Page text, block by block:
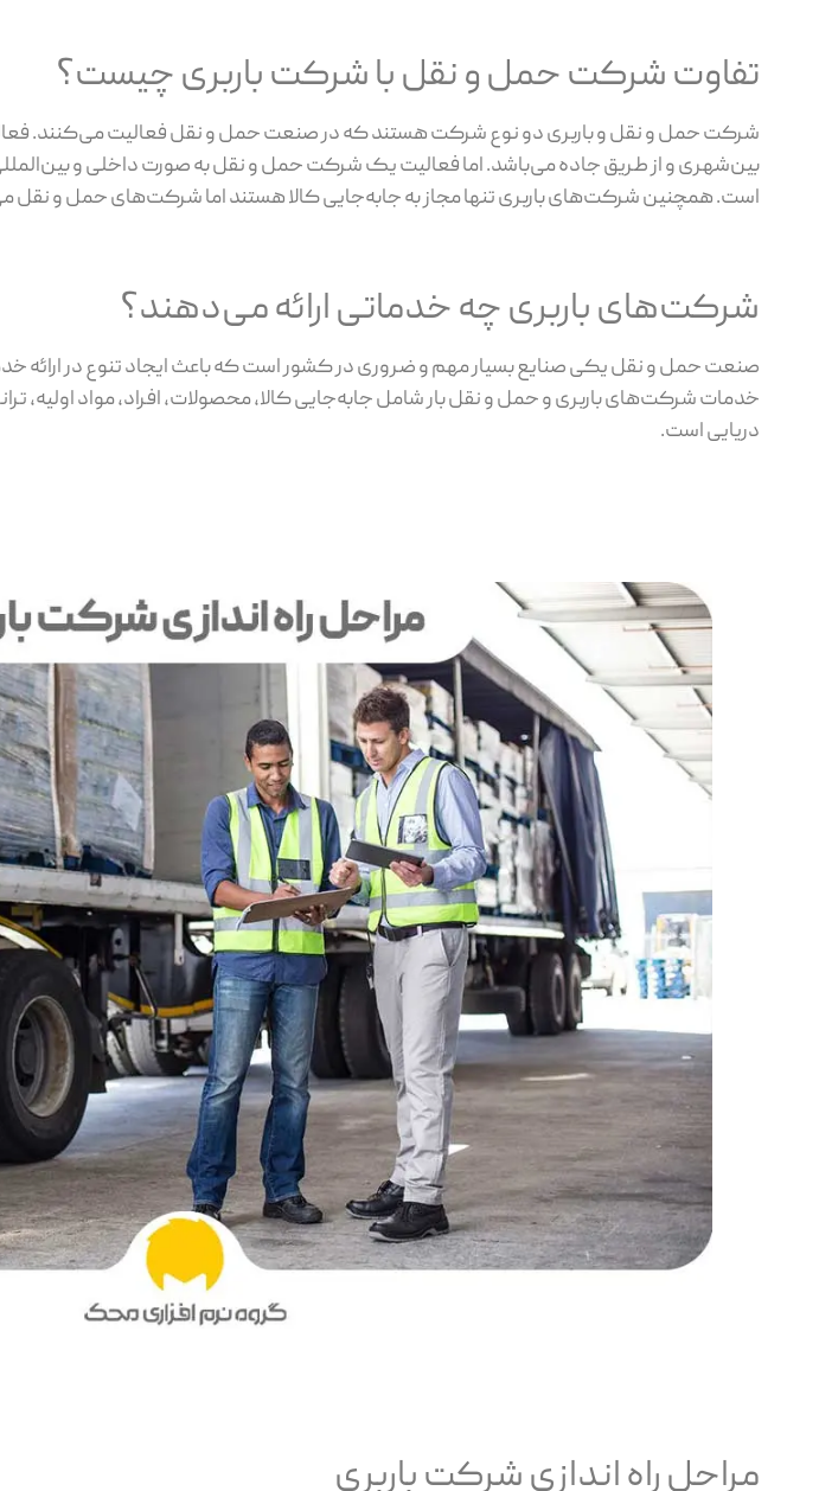
تفاوت شرکت حمل و نقل با شرکت باربری چیست؟
شرکت حمل و نقل و باربری دو نوع شرکت هستند که در صنعت حمل و نقل فعالیت می‌کنند.
بین‌شهری و از طریق جاده می‌باشد. اما فعالیت یک شرکت حمل و نقل به صورت داخلی و
است. همچنین شرکت‌های باربری تنها مجاز به جابه‌جایی کالا هستند اما شرکت‌های حمل و نقل
شرکت‌های باربری چه خدماتی ارائه می‌دهند؟
صنعت حمل و نقل یکی صنایع بسیار مهم و ضروری در کشور است که باعث ایجاد تنوع در
خدمات شرکت‌های باربری و حمل و نقل بار شامل جابه‌جایی کالا، محصولات، افراد، مواد اولیه،
دریایی است.
مراحل راه اندازی شرکت باربری